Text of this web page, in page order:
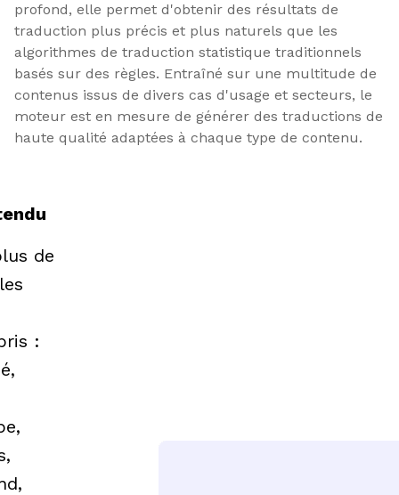
profond, elle permet d'obtenir des résultats de
traduction plus précis et plus naturels que les
algorithmes de traduction statistique traditionnels
basés sur des règles. Entraîné sur une multitude de
contenus issus de divers cas d'usage et secteurs, le
moteur est en mesure de générer des traductions de
haute qualité adaptées à chaque type de contenu.
de
: